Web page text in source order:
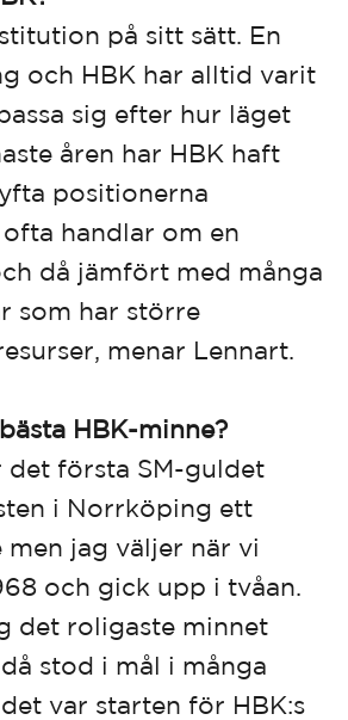
på sitt sätt. En
och HBK har alltid varit
sig efter hur läget
åren har HBK haft
positionerna
handlar om en
då jämfört med många
som har större
menar Lennart.
HBK-minne?
det första SM-guldet
i Norrköping ett
jag väljer när vi
och gick upp i tvåan.
det roligaste minnet
stod i mål i många
var starten för HBK:s